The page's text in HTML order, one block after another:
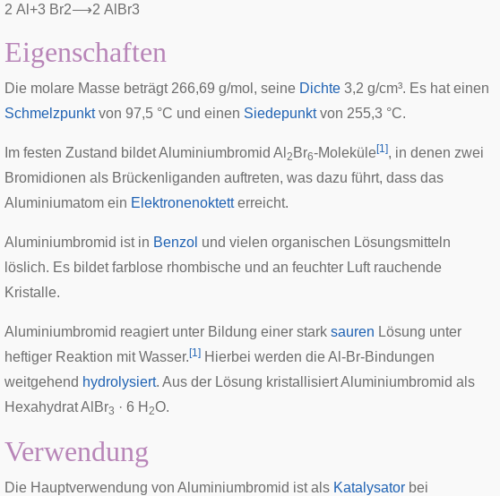
2 A +3 Br2⟶2 A Br3
Eigenschaften
Die molare Masse beträgt 266,69 g/mol, seine Dichte 3,2 g/cm³. Es hat einen
Schmelzpunktvon 97,5 °C und einen Siedepunktvon 255,3 °C.
Im festen Zustand bildet Aluminiumbromid Al 2 Br6-Moleküle [1], in denen zwei
Bromidionen als Brückenliganden auftreten, was dazu führt, dass das
Aluminiumatom ein Elektronenoktetterreicht.
Aluminiumbromid ist in Benzol und vielen organischen Lösungsmitteln
löslich. Es bildet farblose rhombische und an feuchter Luft rauchende
Kristalle.
Aluminiumbromid reagiert unter Bildung einer stark sauren Lösung unter
heftiger Reaktion mit Wasser. [1] Hierbei werden die Al-Br-Bindungen
weitgehend hydrolysiert. Aus der Lösung kristallisiert Aluminiumbromid als
HexahydratAlBr3 · 6 H 2O.
Verwendung
Die Hauptverwendung von Aluminiumbromid ist als Katalysator bei